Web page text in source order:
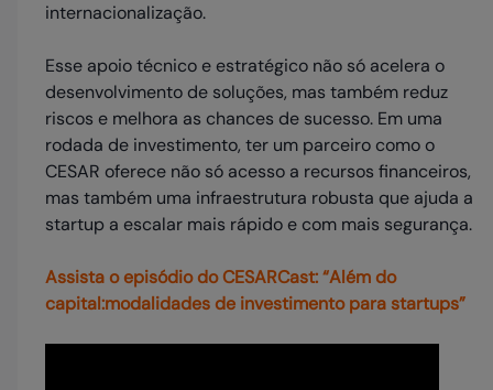
internacionalização.
Esse apoio técnico e estratégico não só acelera o
desenvolvimento de soluções, mas também reduz
riscos e melhora as chances de sucesso. Em uma
rodada de investimento, ter um parceiro como o
CESAR oferece não só acesso a recursos financeiros,
mas também uma infraestrutura robusta que ajuda a
startup a escalar mais rápido e com mais segurança.
Assista o episódio do CESARCast: “Além do
capital:modalidades de investimento para startups”